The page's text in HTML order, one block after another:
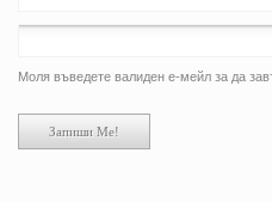
Моля въведете валиден е-мейл за да